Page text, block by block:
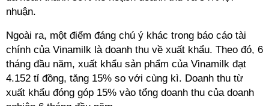
nhuận.
Ngoài ra, một điểm đáng chú ý khác trong báo cáo tài
chính của Vinamilk là doanh thu về xuất khẩu. Theo đó, 6
tháng đầu năm, xuất khẩu sản phẩm của Vinamilk đạt
4.152 tỉ đồng, tăng 15% so với cùng kì. Doanh thu từ
xuất khẩu đóng góp 15% vào tổng doanh thu của doanh